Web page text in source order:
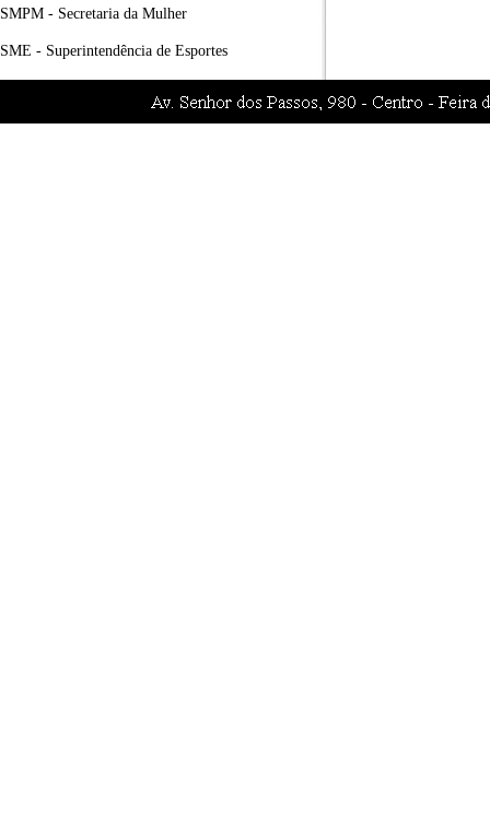
SMPM - Secretaria da Mulher
SME - Superintendência de Esportes